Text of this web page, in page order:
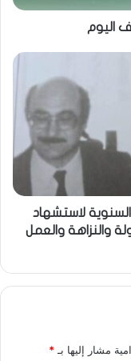
اليوم
السنوية لاستشهاد
والنزاهة والعمل
مشار إليها بـ *